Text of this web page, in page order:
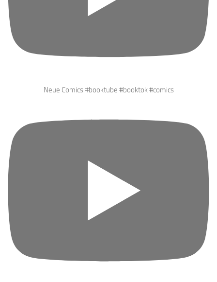
Neue Comics #booktube #booktok #comics